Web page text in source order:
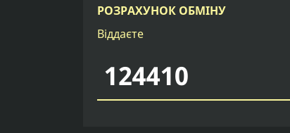
РОЗРАХУНОК ОБМІНУ
Віддаєте